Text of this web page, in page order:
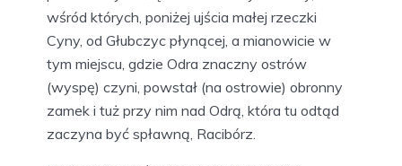
wśród których, poniżej ujścia małej rzeczki
Cyny, od Głubczyc płynącej, a mianowicie w
tym miejscu, gdzie Odra znaczny ostrów
(wyspę) czyni, powstał (na ostrowie) obronny
zamek i tuż przy nim nad Odrą, która tu odtąd
zaczyna być spławną, Racibórz.